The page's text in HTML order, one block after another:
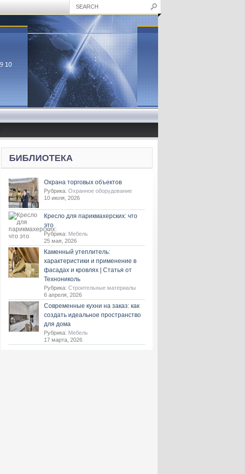
БИБЛИОТЕКА
Охрана торговых объектов
Рубрика: Охранное оборудование
10 июля, 2026
Кресло для парикмахерских: что
это
Рубрика: Мебель
25 мая, 2026
Каменный утеплитель:
характеристики и применение в
фасадах и кровлях | Статья от
Технониколь
Рубрика: Строительные материалы
6 апреля, 2026
Современные кухни на заказ: как
создать идеальное пространство
для дома
Рубрика: Мебель
17 марта, 2026